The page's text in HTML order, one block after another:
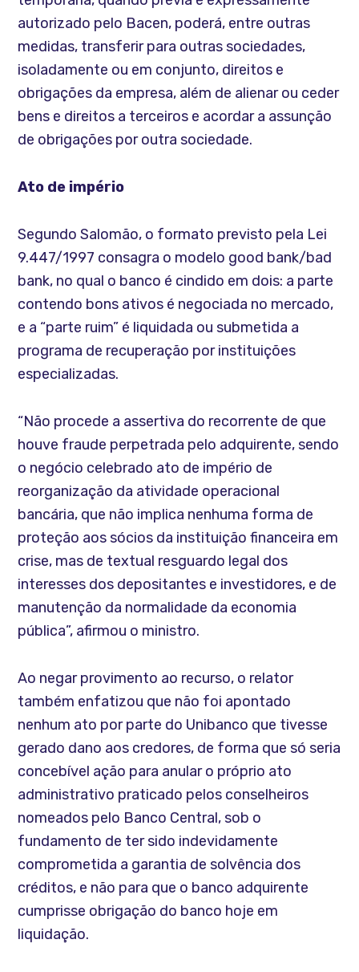
autorizado pelo Bacen, poderá, entre outras
medidas, transferir para outras sociedades,
isoladamente ou em conjunto, direitos e
obrigações da empresa, além de alienar ou ceder
bens e direitos a terceiros e acordar a assunção
de obrigações por outra sociedade.
Ato de império
Segundo Salomão, o formato previsto pela Lei
9.447/1997 consagra o modelo good bank/bad
bank, no qual o banco é cindido em dois: a parte
contendo bons ativos é negociada no mercado,
e a “parte ruim” é liquidada ou submetida a
programa de recuperação por instituições
especializadas.
“Não procede a assertiva do recorrente de que
houve fraude perpetrada pelo adquirente, sendo
o negócio celebrado ato de império de
reorganização da atividade operacional
bancária, que não implica nenhuma forma de
proteção aos sócios da instituição financeira em
crise, mas de textual resguardo legal dos
interesses dos depositantes e investidores, e de
manutenção da normalidade da economia
pública”, afirmou o ministro.
Ao negar provimento ao recurso, o relator
também enfatizou que não foi apontado
nenhum ato por parte do Unibanco que tivesse
gerado dano aos credores, de forma que só seria
concebível ação para anular o próprio ato
administrativo praticado pelos conselheiros
nomeados pelo Banco Central, sob o
fundamento de ter sido indevidamente
comprometida a garantia de solvência dos
créditos, e não para que o banco adquirente
cumprisse obrigação do banco hoje em
liquidação.